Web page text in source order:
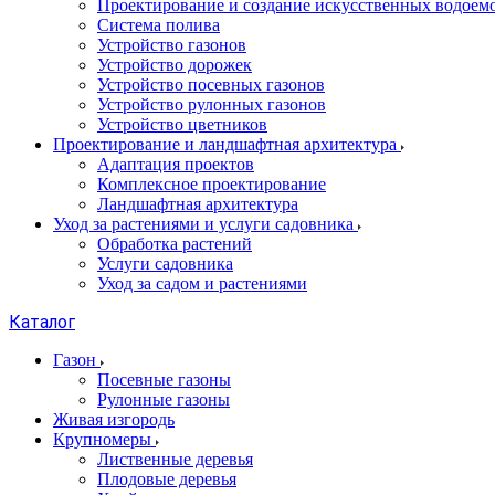
Проектирование и создание искусственных
Система полива
Устройство газонов
Устройство дорожек
Устройство посевных газонов
Устройство рулонных газонов
Устройство цветников
Проектирование и ландшафтная архитектура
Адаптация проектов
Комплексное проектирование
Ландшафтная архитектура
Уход за растениями и услуги садовника
Обработка растений
Услуги садовника
Уход за садом и растениями
Каталог
Газон
Посевные газоны
Рулонные газоны
Живая изгородь
Крупномеры
Лиственные деревья
Плодовые деревья